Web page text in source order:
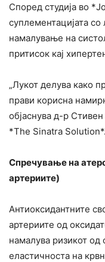
Според студија во
суплементацијата
намалување на
притисок кај
„Лукот делува како
прави корисна
објаснува д-р
*The Sinatra Solution*.
Спречување на
артериите)
Антиоксидантните
артериите од
намалува ризикот
еластичноста на